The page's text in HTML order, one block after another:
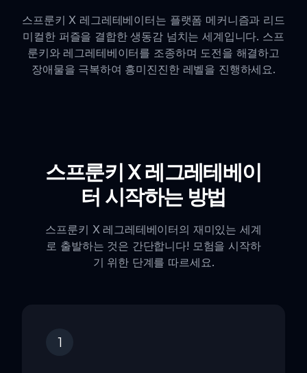
스프룬키 X 레그레테베이터는 플랫폼 메커니즘과 리드
미컬한 퍼즐을 결합한 생동감 넘치는 세계입니다. 스프
룬키와 레그레테베이터를 조종하며 도전을 해결하고
장애물을 극복하여 흥미진진한 레벨을 진행하세요.
스프룬키 X 레그레테베이
터 시작하는 방법
스프룬키 X 레그레테베이터의 재미있는 세계
로 출발하는 것은 간단합니다! 모험을 시작하
기 위한 단계를 따르세요.
1